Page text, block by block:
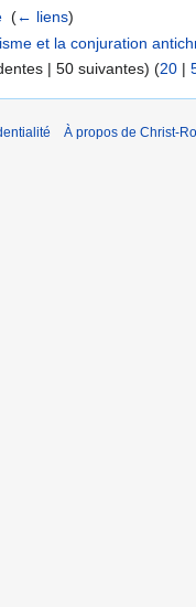
‎(← liens)
et la conjuration
| 50 suivantes) (20 |
À propos de Christ-